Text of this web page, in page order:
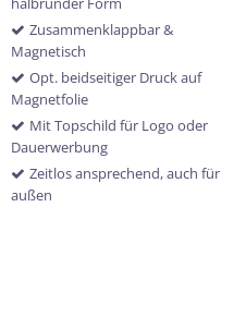
Zusammenklappbar &
Magnetisch
Opt. beidseitiger Druck auf
Magnetfolie
Mit Topschild für Logo oder
Dauerwerbung
Zeitlos ansprechend, auch für
außen